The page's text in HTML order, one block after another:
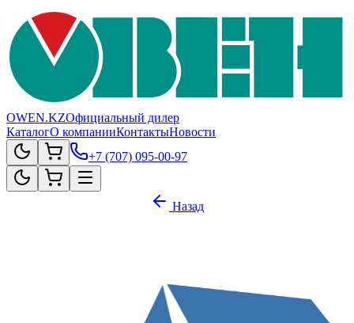
OWEN.KZОфициальный дилер
КаталогО компанииКонтактыНовости
+7 (707) 095-00-97
Назад